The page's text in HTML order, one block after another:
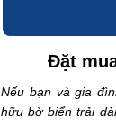
Đặt
Nếu bạn và gia
hữu bờ biển trải